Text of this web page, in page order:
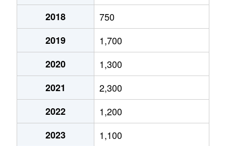
2018
750
2019
1,700
2020
1,300
2021
2,300
2022
1,200
2023
1,100